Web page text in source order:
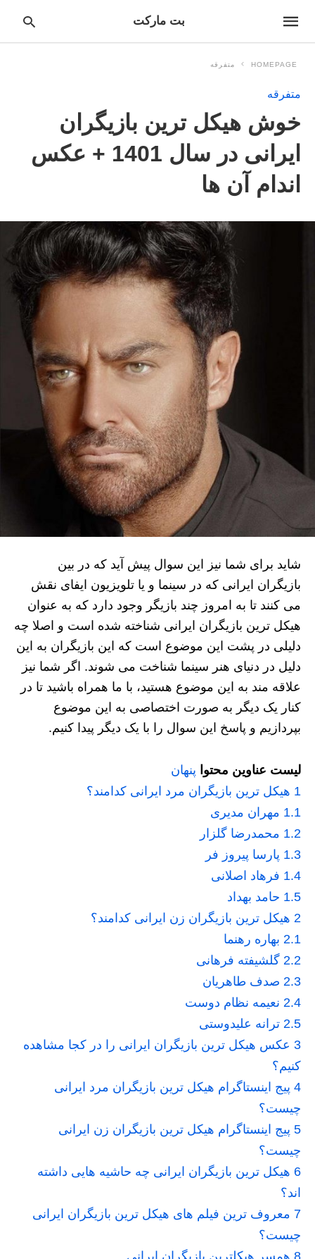
بت مارکت
HOMEPAGE متفرقه
متفرقه
خوش هیکل ترین بازیگران
ایرانی در سال 1401 + عکس
اندام آن ها
شاید برای شما نیز این سوال پیش آید که در بین
بازیگران ایرانی که در سینما و یا تلویزیون ایفای نقش
می کنند تا به امروز چند بازیگر وجود دارد که به عنوان
هیکل ترین بازیگران ایرانی شناخته شده است و اصلا چه
دلیلی در پشت این موضوع است که این بازیگران به این
دلیل در دنیای هنر سینما شناخت می شوند. اگر شما نیز
علاقه مند به این موضوع هستید، با ما همراه باشید تا در
کنار یک دیگر به صورت اختصاصی به این موضوع
بپردازیم و پاسخ این سوال را با یک دیگر پیدا کنیم.
لیست عناوین محتوا پنهان
1 هیکل ترین بازیگران مرد ایرانی کدامند؟
1.1 مهران مدیری
1.2 محمدرضا گلزار
1.3 پارسا پیروز فر
1.4 فرهاد اصلانی
1.5 حامد بهداد
2 هیکل ترین بازیگران زن ایرانی کدامند؟
2.1 بهاره رهنما
2.2 گلشیفته فرهانی
2.3 صدف طاهریان
2.4 نعیمه نظام دوست
2.5 ترانه علیدوستی
3 عکس هیکل ترین بازیگران ایرانی را در کجا مشاهده
کنیم؟
4 پیج اینستاگرام هیکل ترین بازیگران مرد ایرانی
چیست؟
5 پیج اینستاگرام هیکل ترین بازیگران زن ایرانی
چیست؟
6 هیکل ترین بازیگران ایرانی چه حاشیه هایی داشته
اند؟
7 معروف ترین فیلم های هیکل ترین بازیگران ایرانی
چیست؟
8 همسر هیکلترین بازیگران ایرانی